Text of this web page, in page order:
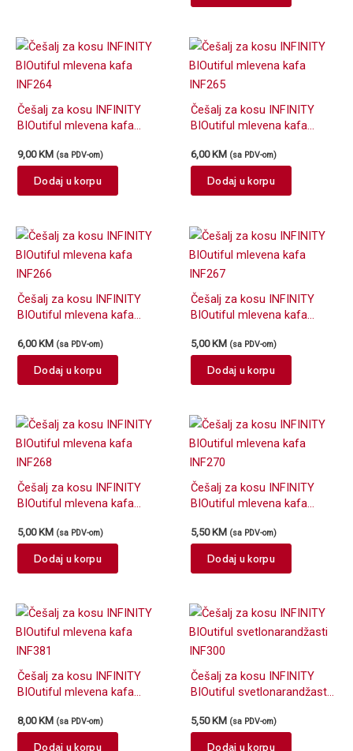
Češalj za kosu INFINITY
BIOutiful mlevena kafa
9,00 KM (sa PDV-om)
Dodaj u korpu
Češalj za kosu INFINITY
BIOutiful mlevena kafa
6,00 KM (sa PDV-om)
Dodaj u korpu
Češalj za kosu INFINITY
BIOutiful mlevena kafa
6,00KM (sa PDV-om)
Dodaj u korpu
Češalj za kosu INFINITY
BIOutiful mlevena kafa
5,00KM (sa PDV-om)
Dodaj u korpu
Češalj za kosu INFINITY
BIOutiful mlevena kafa
5,00 KM (sa PDV-om)
Dodaj u korpu
Češalj za kosu INFINITY
BIOutiful mlevena kafa
5,50 KM (sa PDV-om)
Dodaj u korpu
Češalj za kosu INFINITY
BIOutiful mlevena kafa
8,00 KM (sa PDV-om)
Dodaj u korpu
Češalj za kosu INFINITY
BIOutiful svetlonarandžasti
5,50 KM (sa PDV-om)
Dodaj u korpu